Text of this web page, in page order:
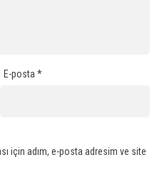
E-posta*
için adım, e-posta adresim ve site